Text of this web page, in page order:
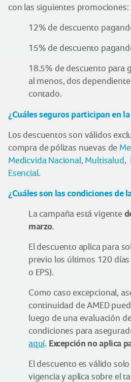
con las siguientes promociones:
12% de descuento
15% de descuento
18.5% de descuento para
al menos, dos
contado.
¿Cuáles seguros participan en
Los descuentos son válidos
compra de pólizas nuevas de
Medicvida Nacional, Multisalud,
Esencial.
¿Cuáles son las condiciones de
La campaña está vigente
marzo.
El descuento aplica para
previo los últimos 120
o EPS).
Como caso excepcional,
continuidad de AMED
luego de una evaluación
condiciones para
aquí. Excepción no aplica
El descuento es válido
vigencia y aplica sobre el